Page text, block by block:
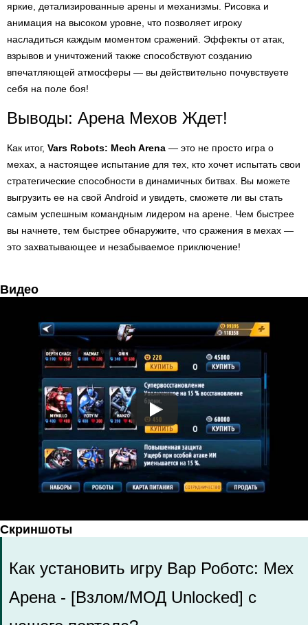
яркие, детализированные арены и механизмы. Рисовка и
анимация на высоком уровне, что позволяет игроку
насладиться каждым моментом сражений. Эффекты от атак,
взрывов и уничтожений также способствуют созданию
впечатляющей атмосферы — вы действительно почувствуете
себя на поле боя!
Выводы: Арена Мехов Ждет!
Как итог, Vars Robots: Mech Arena — это не просто игра о
мехах, а настоящее испытание для тех, кто хочет испытать свои
стратегические способности в динамичных битвах. Вы можете
выгрузить ее на свой Android и увидеть, сможете ли вы стать
самым успешным командным лидером на арене. Чем быстрее
вы начнете, тем быстрее обнаружите, что сражения в мехах —
это захватывающее и незабываемое приключение!
Видео
Скриншоты
Как установить игру Вар Роботс: Мех
Арена - [Взлом/МОД Unlocked] с